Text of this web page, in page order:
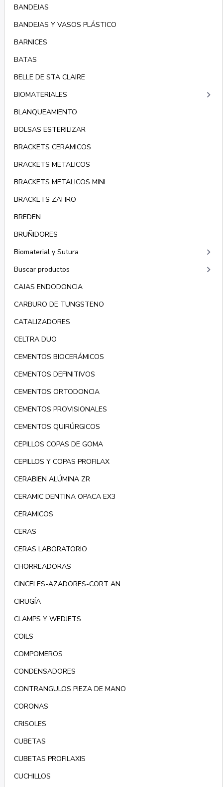
BANDEJAS
BANDEJAS Y VASOS PLÁSTICO
BARNICES
BATAS
BELLE DE STA CLAIRE
BIOMATERIALES
keyboard_arrow_right
BLANQUEAMIENTO
BOLSAS ESTERILIZAR
BRACKETS CERAMICOS
BRACKETS METALICOS
BRACKETS METALICOS MINI
BRACKETS ZAFIRO
BREDEN
BRUÑIDORES
Biomaterial y Sutura
keyboard_arrow_right
Buscar productos keyboard_arrow_right
CAJAS ENDODONCIA
CARBURO DE TUNGSTENO
CATALIZADORES
CELTRA DUO
CEMENTOS BIOCERÁMICOS
CEMENTOS DEFINITIVOS
CEMENTOS ORTODONCIA
CEMENTOS PROVISIONALES
CEMENTOS QUIRÚRGICOS
CEPILLOS COPAS DE GOMA
CEPILLOS Y COPAS PROFILAX
CERABIEN ALÚMINA ZR
CERAMIC DENTINA OPACA EX3
CERAMICOS
CERAS
CERAS LABORATORIO
CHORREADORAS
CINCELES-AZADORES-CORT AN
CIRUGÍA
CLAMPS Y WEDJETS
COILS
COMPOMEROS
CONDENSADORES
CONTRANGULOS PIEZA DE MANO
CORONAS
CRISOLES
CUBETAS
CUBETAS PROFILAXIS
CUCHILLOS